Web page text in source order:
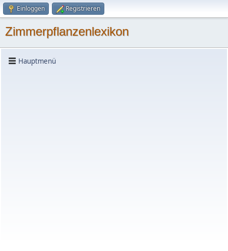
Einloggen Registrieren
Zimmerpflanzenlexikon
Hauptmenü